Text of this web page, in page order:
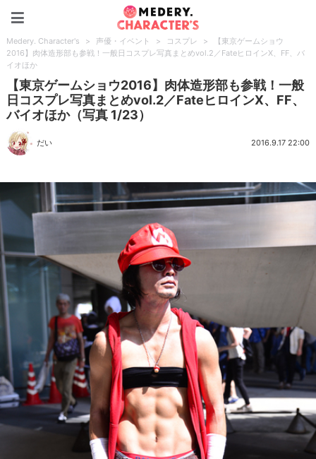
Medery. Character's > 声優・イベント > コスプレ >
【東京ゲームショウ
2016】肉体造形部も参戦！一般日コスプレ写真まとめvol.2／FateヒロインX、FF、バ
イオほか
【東京ゲームショウ2016】肉体造形部も参戦！一般
日コスプレ写真まとめvol.2／FateヒロインX、FF、
バイオほか（写真 1/23）
だい 2016.9.17 22:00